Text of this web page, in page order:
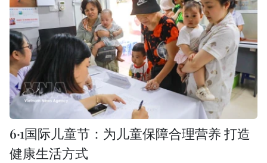
6·1国际儿童节：为儿童保障合理营养 打造
健康生活方式